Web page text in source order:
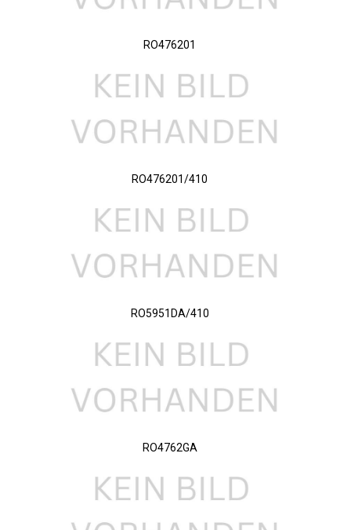
RO476201
RO476201/410
RO5951DA/410
RO4762GA